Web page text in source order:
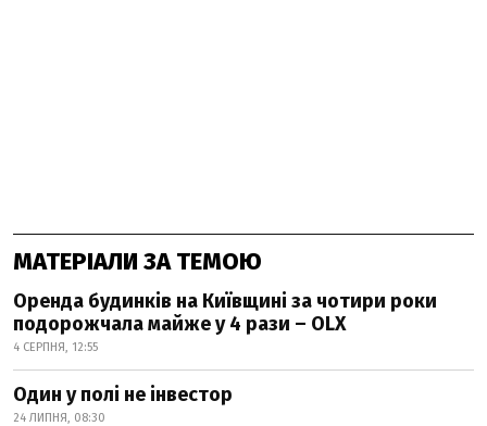
МАТЕРІАЛИ ЗА ТЕМОЮ
Оренда будинків на Київщині за чотири роки
подорожчала майже у 4 рази – OLX
4 СЕРПНЯ, 12:55
Один у полі не інвестор
24 ЛИПНЯ, 08:30